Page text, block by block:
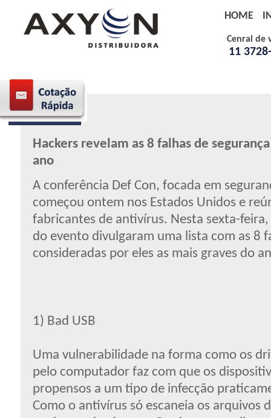
Cenral de
11
HOME
12.08.2014
Hackers revelam as 8 falhas de
ano
A conferência Def Con, focada em
começou ontem nos Estados Unidos e
fabricantes de antivírus. Nesta sexta-
do evento divulgaram uma lista com as 8
consideradas por eles as mais graves do
1) Bad USB
Uma vulnerabilidade na forma como os
pelo computador faz com que os
propensos a um tipo de infecção
Como o antivírus só escaneia os arquivos